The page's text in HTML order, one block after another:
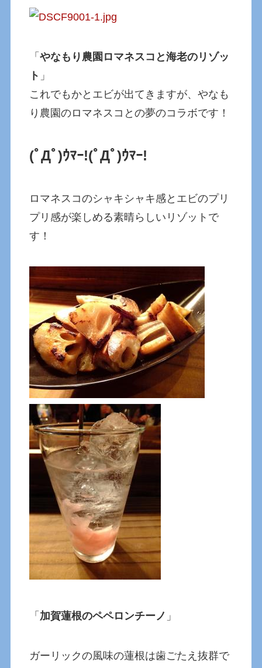
「やなもり農園ロマネスコと海老のリゾッ
ト 」
これでもかとエビが出てきますが、やなも
り農園のロマネスコとの夢のコラボです！
(ﾟДﾟ)ｳﾏｰ!(ﾟДﾟ)ｳﾏｰ!
ロマネスコのシャキシャキ感とエビのプリ
プリ感が楽しめる素晴らしいリゾットで
す！
「 加賀蓮根のペペロンチーノ 」
ガーリックの風味の蓮根は歯ごたえ抜群で